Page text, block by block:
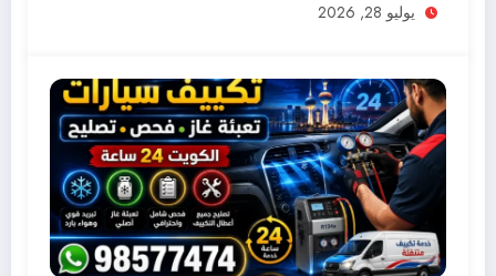
يوليو 28, 2026